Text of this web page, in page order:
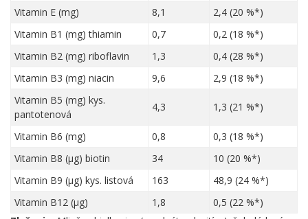
Vitamin E (mg)
8,1
2,4 (20 %*)
Vitamin B1 (mg) thiamin
0,7
0,2 (18 %*)
Vitamin B2 (mg) riboflavin
1,3
0,4 (28 %*)
Vitamin B3 (mg) niacin
9,6
2,9 (18 %*)
Vitamin B5 (mg) kys.
pantotenová
4,3 1,3 (21 %*)
Vitamin B6 (mg) 0,8
0,3 (18 %*)
Vitamin B8 (µg) biotin
34
10 (20 %*)
Vitamin B9 (µg) kys. listová
163
48,9 (24 %*)
Vitamin B12 (µg)
1,8
0,5 (22 %*)